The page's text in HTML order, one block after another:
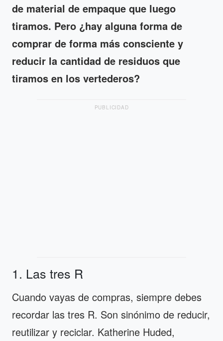
de material de empaque que luego
tiramos. Pero ¿hay alguna forma de
comprar de forma más consciente y
reducir la cantidad de residuos que
tiramos en los vertederos?
PUBLICIDAD
1. Las tres R
Cuando vayas de compras, siempre debes
recordar las tres R. Son sinónimo de reducir,
reutilizar y reciclar. Katherine Huded,